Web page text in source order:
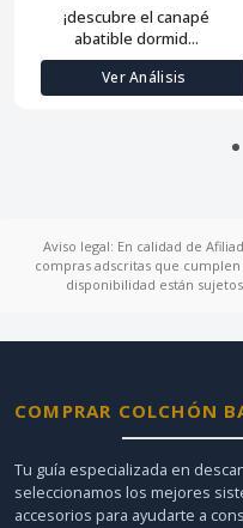
¡descubre el canapé
abatible dormid...
Ver Análisis
Aviso legal: En calidad de
compras adscritas que
disponibilidad están
COMPRAR COLCHÓN
Tu guía especializada en
seleccionamos los mejores
accesorios para ayudarte a